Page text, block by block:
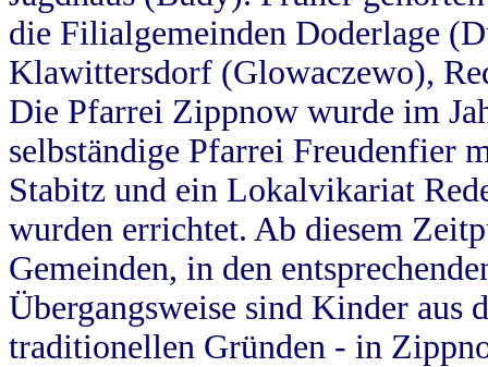
die Filialgemeinden Doderlage
Klawittersdorf (Glowaczewo),
Die Pfarrei Zippnow wurde im
selbständige Pfarrei Freudenfier
Stabitz und ein Lokalvikariat
wurden errichtet. Ab diesem
Gemeinden, in den
Übergangsweise sind Kinder aus
traditionellen Gründen - in